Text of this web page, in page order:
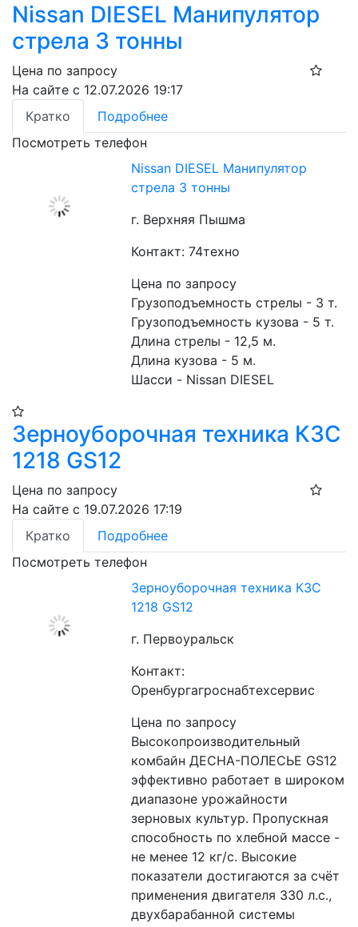
Nissan DIESEL Манипулятор
стрела 3 тонны
Цена по запросу
На сайте с 12.07.2026 19:17
Кратко
Подробнее
Посмотреть телефон
Nissan DIESEL Манипулятор
стрела 3 тонны
г. Верхняя Пышма
Контакт: 74техно
Цена по запросу
Грузоподъемность стрелы - 3 т.
Грузоподъемность кузова - 5 т.
Длина стрелы - 12,5 м.
Длина кузова - 5 м.
Шасси - Nissan DIESEL
Зерноуборочная техника КЗС
1218 GS12
Цена по запросу
На сайте с 19.07.2026 17:19
Кратко
Подробнее
Посмотреть телефон
Зерноуборочная техника КЗС
1218 GS12
г. Первоуральск
Контакт:
Оренбургагроснабтехсервис
Цена по запросу
Высокопроизводительный
комбайн ДЕСНА-ПОЛЕСЬЕ GS12
эффективно работает в широком
диапазоне урожайности
зерновых культур. Пропускная
способность по хлебной массе -
не менее 12 кг/с. Высокие
показатели достигаются за счёт
применения двигателя 330 л.с.,
двухбарабанной системы